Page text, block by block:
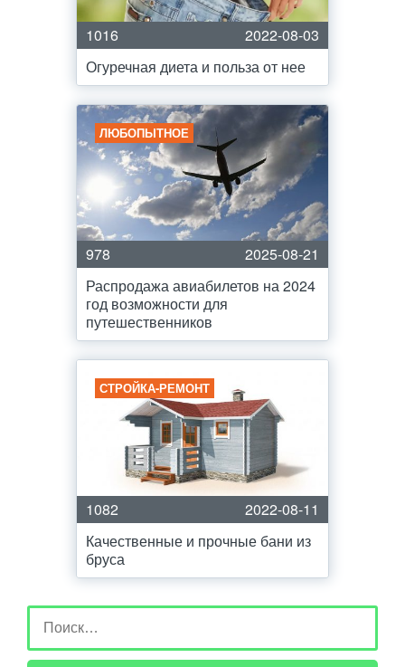
1016
2022-08-03
Огуречная диета и польза от нее
ЛЮБОПЫТНОЕ
978
2025-08-21
Распродажа авиабилетов на 2024
год возможности для
путешественников
СТРОЙКА-РЕМОНТ
1082
2022-08-11
Качественные и прочные бани из
бруса